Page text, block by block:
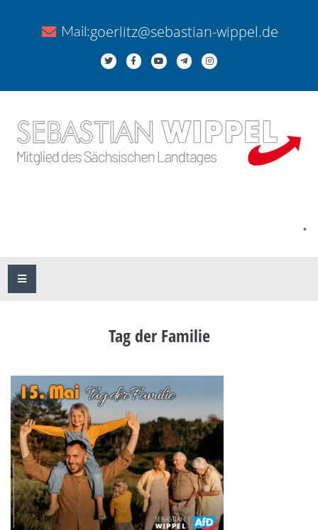
Mail:goerlitz@sebastian-wippel.de
.
Tag der Familie